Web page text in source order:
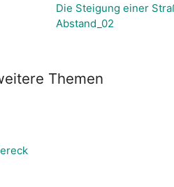
Die Steigung einer
Abstand_02
Themen